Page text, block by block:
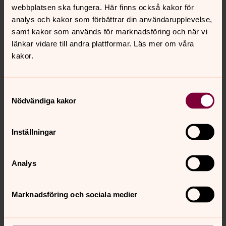
webbplatsen ska fungera. Här finns också kakor för
analys och kakor som förbättrar din användarupplevelse,
samt kakor som används för marknadsföring och när vi
länkar vidare till andra plattformar. Läs mer om våra
kakor.
Nödvändiga kakor
Inställningar
Analys
Marknadsföring och sociala medier
finns med.
För din anhörige rör det sig vanligtvis om namn, relation
HUR LÄNGE BEHANDLAR VI PERSONUPPGIFTERNA?
Alla personuppgifter sparas hos Kungsbacka pastorat
uppdaterar vi dina personuppgifter och kasserar
VILKA RÄTTIGHETER HAR DU?
personuppgifter. För information om dina rättigheter
se startsidan för denna
oss och vårt dataskyddsombud.